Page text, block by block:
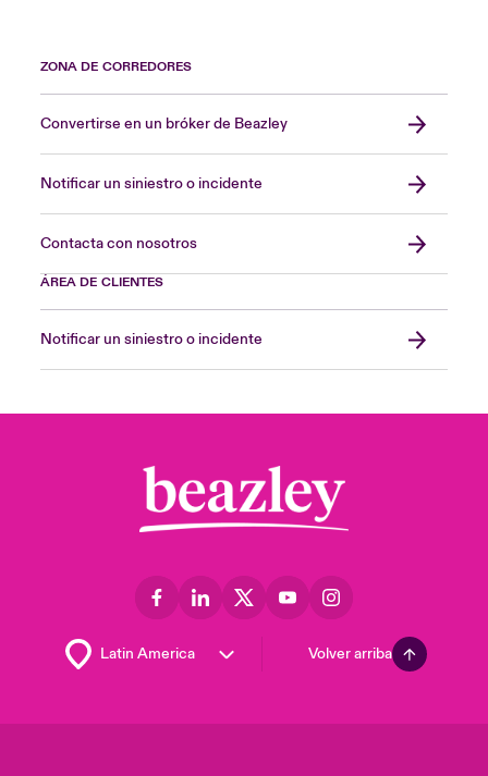
ZONA DE CORREDORES
Convertirse en un bróker de Beazley
Notificar un siniestro o incidente
Contacta con nosotros
ÁREA DE CLIENTES
Notificar un siniestro o incidente
Volver arriba